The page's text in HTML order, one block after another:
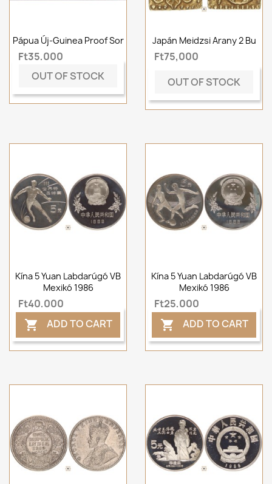
Pápua Új-Guinea Proof Sor
Ft35,000
OUT OF STOCK
Japán Meidzsi Arany 2 Bu
Ft75,000
OUT OF STOCK
Kína 5 Yuan Labdarúgó VB
Mexikó 1986
Ft40,000
 ADD TO CART
Kína 5 Yuan Labdarúgó VB
Mexikó 1986
Ft25,000
 ADD TO CART